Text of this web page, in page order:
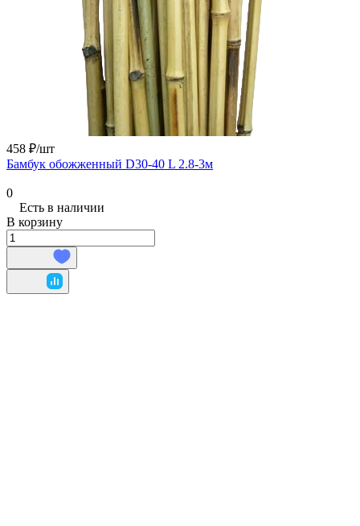
458 ₽/шт
Бамбук обожженный D30-40 L 2.8-3м
0
Есть в наличии
В корзину